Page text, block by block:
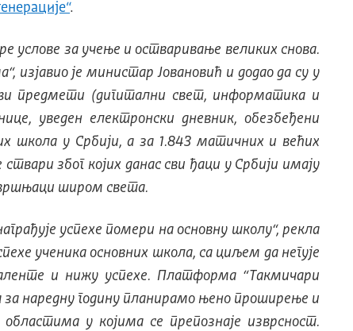
.
услове за учење и остваривање великих снова.
изјавио је министар Јовановић и додао да су у
предмети (дигитални свет, информатика и
уведен електронски дневник, обезбеђени
школа у Србији, а за 1.843 матичних и већих
због којих данас сви ђаци у Србији имају
широм света.
успехе помери на основну школу“, рекла
ученика основних школа, са циљем да негује
и нижу успехе. Платформа “Такмичари
наредну годину планирамо њено проширење и
у којима се препознаје изврсност.